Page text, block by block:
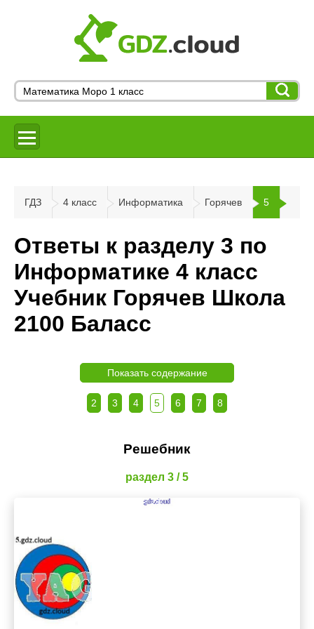
ГДЗ 4 класс Информатика Горячев 5
Ответы к разделу 3 по
Информатике 4 класс
Учебник Горячев Школа
2100 Баласс
Показать содержание
2 3 4 5 6 7 8
Решебник
раздел 3 / 5